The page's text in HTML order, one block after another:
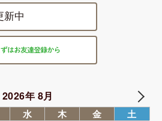
2026年 8月
水 木 金 土